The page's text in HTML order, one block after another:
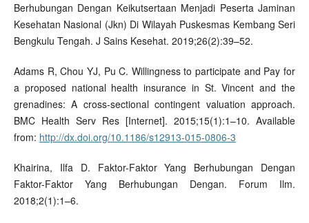
Berhubungan Dengan Keikutsertaan Menjadi Peserta Jaminan
Kesehatan Nasional (Jkn) Di Wilayah Puskesmas Kembang Seri
Bengkulu Tengah. J Sains Kesehat. 2019;26(2):39–52.
Adams R, Chou YJ, Pu C. Willingness to participate and Pay for
a proposed national health insurance in St. Vincent and the
grenadines: A cross-sectional contingent valuation approach.
BMC Health Serv Res [Internet]. 2015;15(1):1–10. Available
from: http://dx.doi.org/10.1186/s12913-015-0806-3
Khairina, Ilfa D. Faktor-Faktor Yang Berhubungan Dengan
Faktor-Faktor Yang Berhubungan Dengan. Forum Ilm.
2018;2(1):1–6.